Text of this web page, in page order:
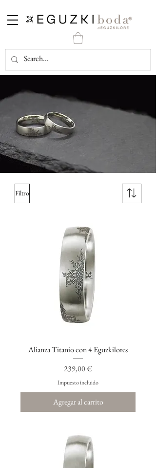
Filtro
Alianza Titanio con 4 Eguzkilores
Precio
239,00 €
Impuesto incluido
Agregar al carrito